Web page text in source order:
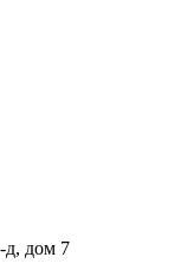
д, дом 7